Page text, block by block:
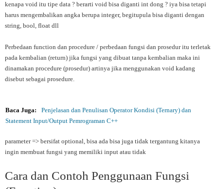
kenapa void itu tipe data ? berarti void bisa diganti int dong ? iya bisa tetapi
harus mengembalikan angka berupa integer, begitupula bisa diganti dengan
string, bool, float dll
Perbedaan function dan procedure / perbedaan fungsi dan prosedur itu terletak
pada kembalian (return) jika fungsi yang dibuat tanpa kembalian maka ini
dinamakan procedure (prosedur) artinya jika menggunakan void kadang
disebut sebagai prosedure.
Baca Juga:
Penjelasan dan Penulisan Operator Kondisi (Ternary) dan
Statement Input/Output Pemrograman C++
parameter => bersifat optional, bisa ada bisa juga tidak tergantung kitanya
ingin membuat fungsi yang memiliki input atau tidak
Cara dan Contoh Penggunaan Fungsi